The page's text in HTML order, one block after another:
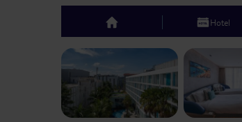
top Hotel
Previous slide